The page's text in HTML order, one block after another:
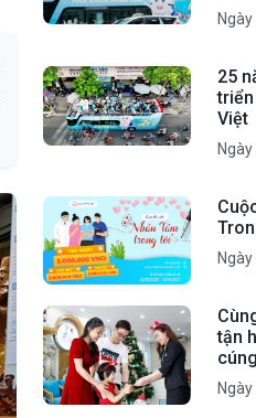
25
Việt
tận
cúng